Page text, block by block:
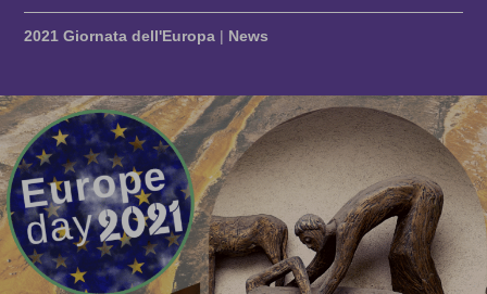
2021 Giornata dell'Europa | News